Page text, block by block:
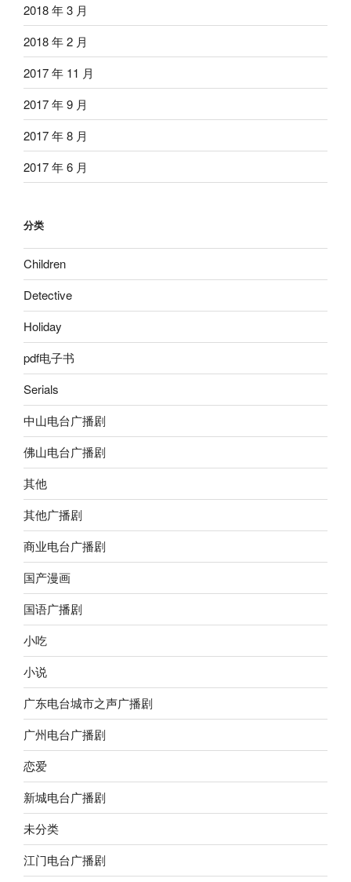
2018 年 3 月
2018 年 2 月
2017 年 11 月
2017 年 9 月
2017 年 8 月
2017 年 6 月
分类
Children
Detective
Holiday
pdf电子书
Serials
中山电台广播剧
佛山电台广播剧
其他
其他广播剧
商业电台广播剧
国产漫画
国语广播剧
小吃
小说
广东电台城市之声广播剧
广州电台广播剧
恋爱
新城电台广播剧
未分类
江门电台广播剧